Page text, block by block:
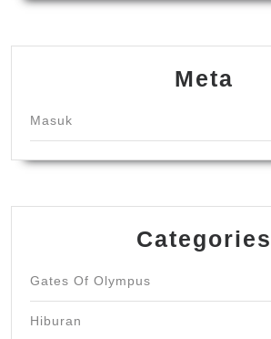
Meta
Masuk
Categories
Gates Of Olympus
Hiburan